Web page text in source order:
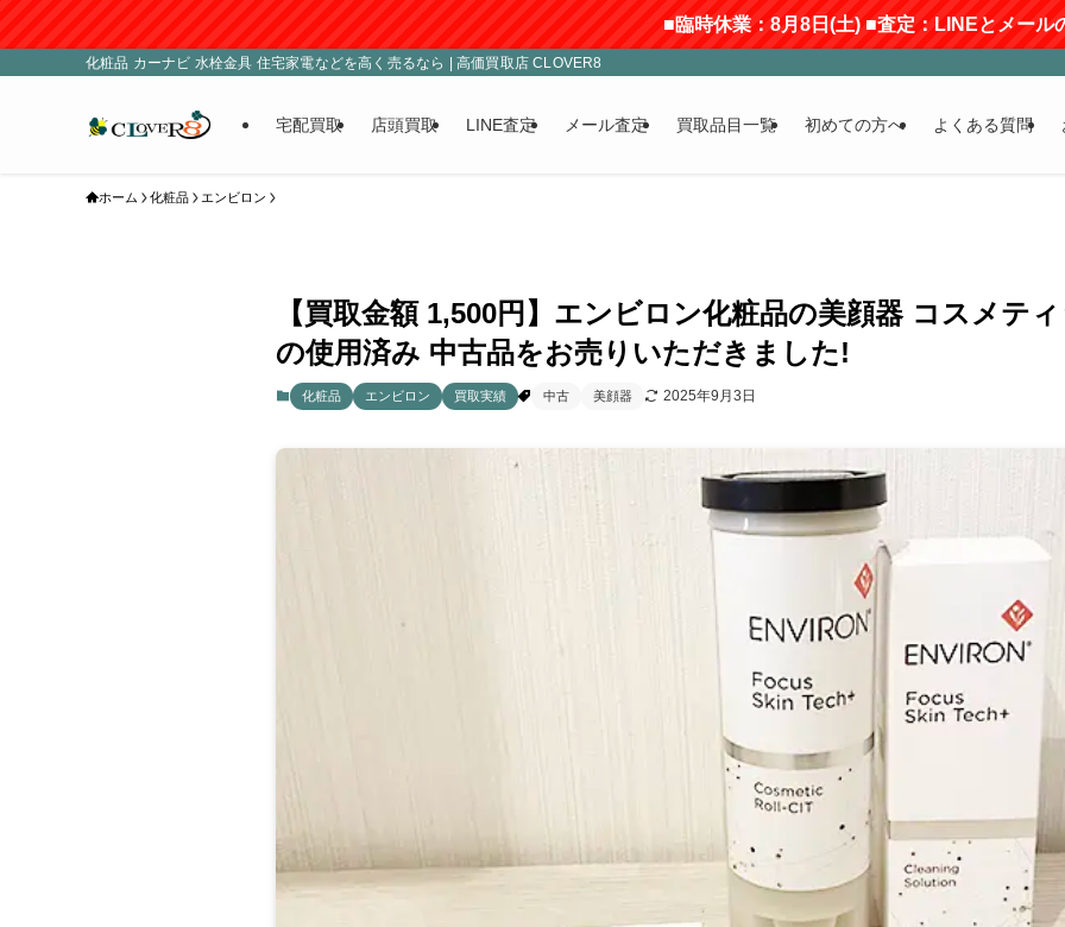
■臨時休業：8月8日(土) ■査定：LINEとメールのみ受付(返信
化粧品 カーナビ 水栓金具 住宅家電などを高く売るなら | 高価買取店 CLOVER8
宅配買取 店頭買取 LINE査定 メール査定 買取品目一覧 初めての方へ よくある質問
ホーム 化粧品 エンビロン
【買取金額 1,500円】エンビロン化粧品の美顔器 コスメテ
の使用済み 中古品をお売りいただきました!
化粧品 エンビロン 買取実績 中古 美顔器 2025年9月3日